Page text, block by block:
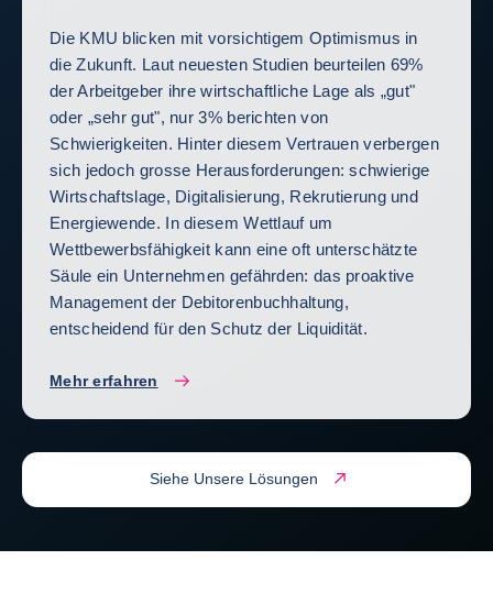
Siehe Unsere Lösungen
Die KMU blicken mit vorsichtigem Optimismus in
die Zukunft. Laut neuesten Studien beurteilen 69%
der Arbeitgeber ihre wirtschaftliche Lage als „gut"
oder „sehr gut", nur 3% berichten von
Schwierigkeiten. Hinter diesem Vertrauen verbergen
sich jedoch grosse Herausforderungen: schwierige
Wirtschaftslage, Digitalisierung, Rekrutierung und
Energiewende. In diesem Wettlauf um
Wettbewerbsfähigkeit kann eine oft unterschätzte
Säule ein Unternehmen gefährden: das proaktive
Management der Debitorenbuchhaltung,
entscheidend für den Schutz der Liquidität.
Mehr erfahren